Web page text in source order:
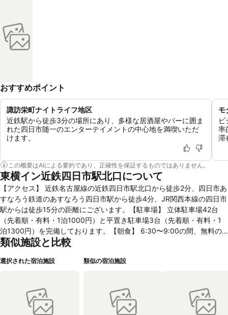
おすすめポイント
諏訪栄町ナイトライフ地区
近鉄駅から徒歩3分の場所にあり、多様な居酒屋やバーに囲ま
れた四日市随一のエンターテイメントの中心地を満喫いただ
けます。
モ
ビ
率
滞
この概要はAIによる要約であり、正確性を保証するものではありません。
東横イン近鉄四日市駅北口について
【アクセス】 近鉄名古屋線の近鉄四日市駅北口から徒歩2分、四日市あ
すなろう鉄道のあすなろう四日市駅から徒歩4分、JR関西本線の四日市
駅からは徒歩15分の距離にございます。【駐車場】 立体駐車場42台
（先着順・有料・1泊1000円）と平置き駐車場3台（先着順・有料・1
泊1300円）を完備しております。【朝食】 6:30〜9:00の間、無料の
ビュッフェ朝食をお召し上がりいただけます。【設備・サービス】 無
利なセルフWi-Fiレンタル「WiFiBOX」も導入しております。 【イチオ
業地帯へは車で15分で行くことができます。
類似施設と比較
選択された宿泊施設 類似の宿泊施設